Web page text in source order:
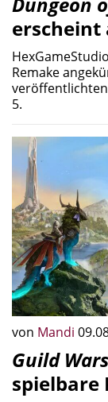
erscheint
Remake
5.
von Mandi
Guild
spielbare